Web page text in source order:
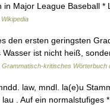
Major League Baseball *
Wikipedia
den ersten geringsten
ist nicht heiß,
Grammatisch-kritisches Wörterbuch
law, mndl. la(e)u
. Auf ein normalstufiges